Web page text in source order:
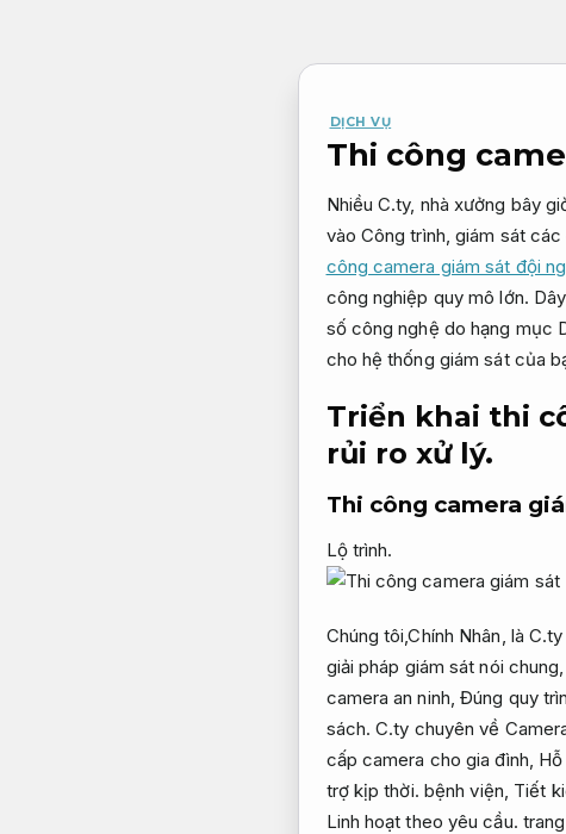
DỊCH VỤ
Thi công
Nhiều C.ty, nhà xưởng bây
vào Công trình, giám sát
công camera giám sát đội
công nghiệp quy mô lớn.
số công nghệ do hạng mục
cho hệ thống giám sát của
Triển khai thi
rủi ro xử lý.
Thi công camera
Lộ trình.
Chúng tôi,Chính Nhân, là
giải pháp giám sát nói
camera an ninh,Đúng quy
sách. C.ty chuyên về
cấp camera cho gia đình,
trợ kịp thời. bệnh viện, Tiết
Linh hoạt theo yêu cầu.